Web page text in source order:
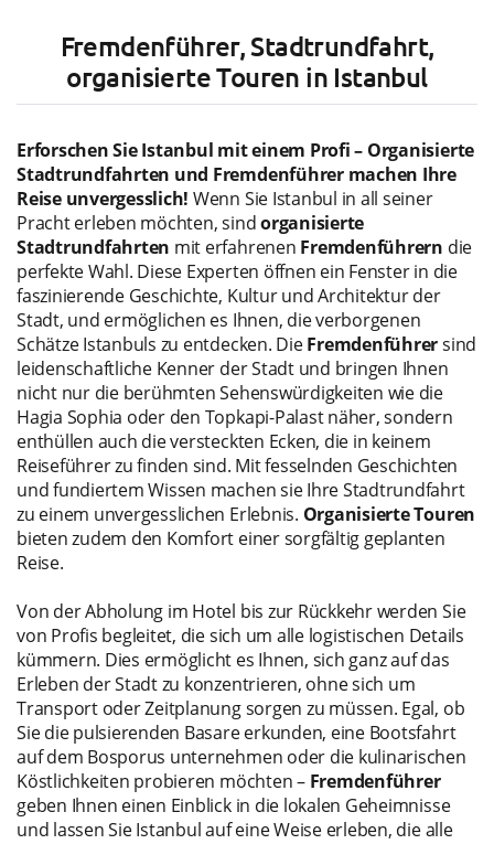
Fremdenführer, Stadtrundfahrt,
organisierte Touren in Istanbul
Erforschen Sie Istanbul mit einem Profi – Organisierte
Stadtrundfahrten und Fremdenführer machen Ihre
Reise unvergesslich! Wenn Sie Istanbul in all seiner
Pracht erleben möchten, sindorganisierte
Stadtrundfahrten mit erfahrenen Fremdenführern die
perfekte Wahl. Diese Experten öffnen ein Fenster in die
faszinierende Geschichte, Kultur und Architektur der
Stadt, und ermöglichen es Ihnen, die verborgenen
Schätze Istanbuls zu entdecken. DieFremdenführersind
leidenschaftliche Kenner der Stadt und bringen Ihnen
nicht nur die berühmten Sehenswürdigkeiten wie die
Hagia Sophia oder den Topkapi-Palast näher, sondern
enthüllen auch die versteckten Ecken, die in keinem
Reiseführer zu finden sind. Mit fesselnden Geschichten
und fundiertem Wissen machen sie Ihre Stadtrundfahrt
zu einem unvergesslichen Erlebnis. Organisierte Touren
bieten zudem den Komfort einer sorgfältig geplanten
Reise.
Von der Abholung im Hotel bis zur Rückkehr werden Sie
von Profis begleitet, die sich um alle logistischen Details
kümmern. Dies ermöglicht es Ihnen, sich ganz auf das
Erleben der Stadt zu konzentrieren, ohne sich um
Transport oder Zeitplanung sorgen zu müssen. Egal, ob
Sie die pulsierenden Basare erkunden, eine Bootsfahrt
auf dem Bosporus unternehmen oder die kulinarischen
Köstlichkeiten probieren möchten – Fremdenführer
geben Ihnen einen Einblick in die lokalen Geheimnisse
und lassen Sie Istanbul auf eine Weise erleben, die alle